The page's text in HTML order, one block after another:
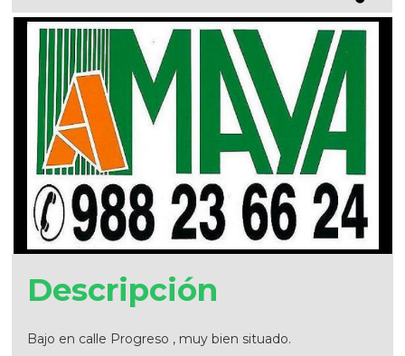
Descripción
Bajo en calle Progreso , muy bien situado.